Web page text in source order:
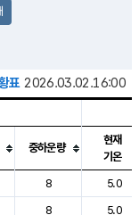
표 2026.03.02.16:00
, 기압등을 안내한 표입
중하운량
현재
기온
8
5.0
8
5.0